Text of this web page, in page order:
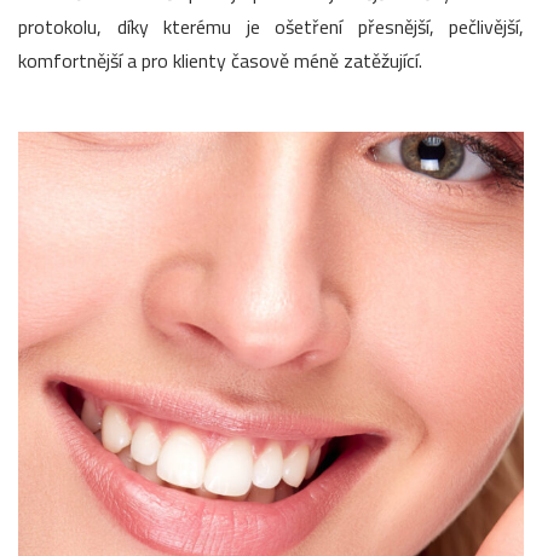
protokolu, díky kterému je ošetření přesnější, pečlivější,
komfortnější a pro klienty časově méně zatěžující.